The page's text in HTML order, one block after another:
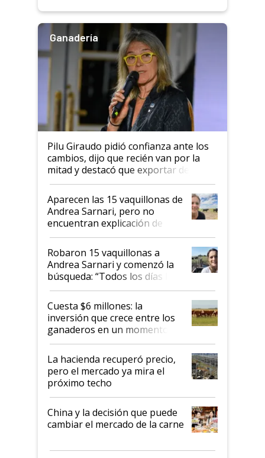
Ganadería
Pilu Giraudo pidió confianza ante los
cambios, dijo que recién van por la
mitad y destacó que exportar dejó de
ser "para unos pocos": "Tenemos un
mandato muy claro del gobierno
nacional"
Aparecen las 15 vaquillonas de
Andrea Sarnari, pero no
encuentran explicación de
cómo llegaron allí
Robaron 15 vaquillonas a
Andrea Sarnari y comenzó la
búsqueda: “Todos los días le
toca a algún productor”
Cuesta $6 millones: la
inversión que crece entre los
ganaderos en un momento
histórico para la actividad
La hacienda recuperó precio,
pero el mercado ya mira el
próximo techo
China y la decisión que puede
cambiar el mercado de la carne